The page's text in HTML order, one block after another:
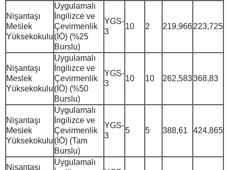
Nişantaşı
Meslek
Yüksekokulu
Uygulamalı
İngilizce ve
Çevirmenlik
(İÖ) (%25
Burslu)
YGS-
3
10 2 219,966223,725
Nişantaşı
Meslek
Yüksekokulu
Uygulamalı
İngilizce ve
Çevirmenlik
(İÖ) (%50
Burslu)
YGS-
3
10 10 262,583368,83
Nişantaşı
Meslek
Yüksekokulu
Uygulamalı
İngilizce ve
Çevirmenlik
(İÖ) (Tam
Burslu)
YGS-
3
5 5 388,61 424,865
Nişantaşı
Uygulamalı